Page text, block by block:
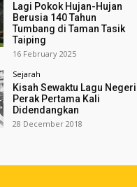
Lagi Pokok Hujan-Hujan
Berusia 140 Tahun
Tumbang di Taman Tasik
Taiping
16 February 2025
Sejarah
Kisah Sewaktu Lagu Negeri
Perak Pertama Kali
Didendangkan
28 December 2018